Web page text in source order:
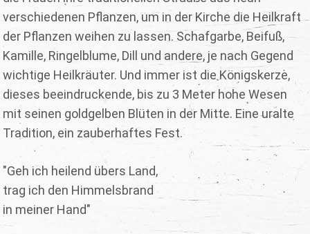
verschiedenen Pflanzen, um in der Kirche die Heilkraft
der Pflanzen weihen zu lassen. Schafgarbe, Beifuß,
Kamille, Ringelblume, Dill und andere, je nach Gegend
wichtige Heilkräuter. Und immer ist die Königskerze,
dieses beeindruckende, bis zu 3 Meter hohe Wesen
mit seinen goldgelben Blüten in der Mitte. Eine uralte
Tradition, ein zauberhaftes Fest.
"Geh ich heilend übers Land,
trag ich den Himmelsbrand
in meiner Hand"